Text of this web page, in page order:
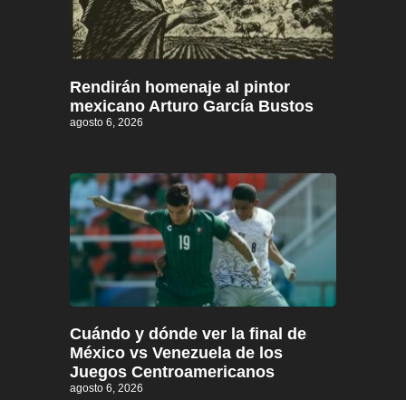
Rendirán homenaje al pintor
mexicano Arturo García Bustos
agosto 6, 2026
Cuándo y dónde ver la final de
México vs Venezuela de los
Juegos Centroamericanos
agosto 6, 2026